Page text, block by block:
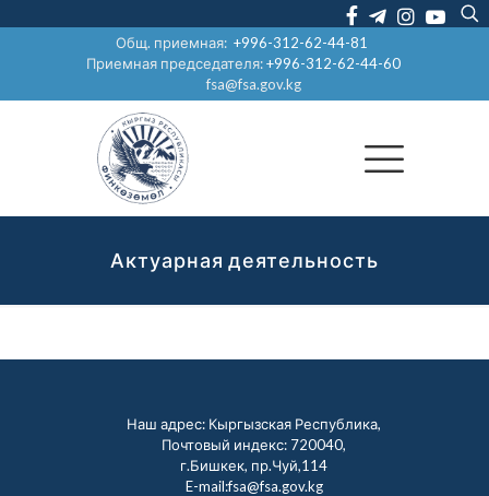
Общ. приемная:+996-312-62-44-81
Приемная председателя:+996-312-62-44-60
fsa@fsa.gov.kg
Актуарная деятельность
Наш адрес: Кыргызская Республика,
Почтовый индекс: 720040,
г.Бишкек, пр.Чуй,114
E-mail:fsa@fsa.gov.kg